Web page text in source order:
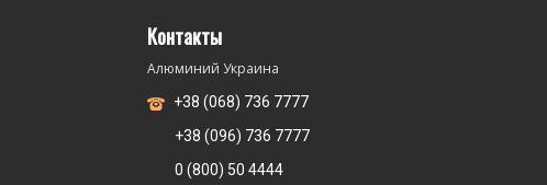
Контакты
Алюминий Украина
+38 (068) 736 7777
+38 (096) 736 7777
0 (800) 50 4444